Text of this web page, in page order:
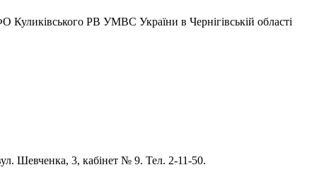
РВ УМВС України в Чернігівській області
Шевченка, 3, кабінет № 9. Тел. 2-11-50.